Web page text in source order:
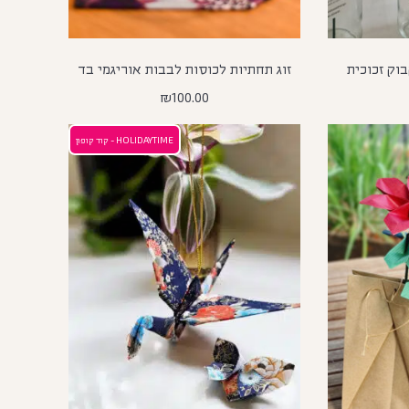
זכוכית זוג תחתיות לכוסות לבבות אוריגמי בד
₪100.00
HOLIDAYTIME - קוד קופון